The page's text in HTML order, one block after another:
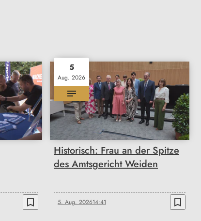
bookmark_border
5
Aug. 2026
Historisch: Frau an der Spitze
des Amtsgericht Weiden
5. Aug. 202614:41 bookmark_border